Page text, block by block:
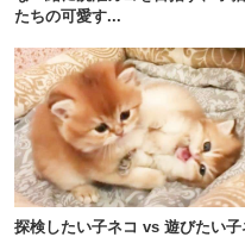
たちの可愛す...
探検したい子ネコ vs 遊びたい子
ア